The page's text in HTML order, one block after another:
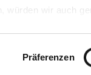
würden wir auch
aktives Scannen
wie Ihre
Präferenzen